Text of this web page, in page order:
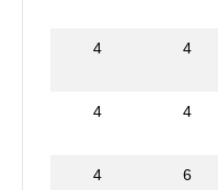
4 4
4 4
4 6